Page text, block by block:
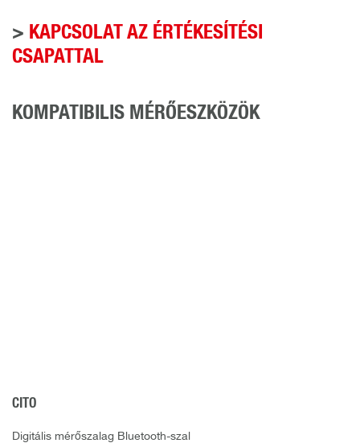
> KAPCSOLAT AZ ÉRTÉKESÍTÉSI
CSAPATTAL
KOMPATIBILIS MÉRŐESZKÖZÖK
CITO
Digitális mérőszalag Bluetooth-szal